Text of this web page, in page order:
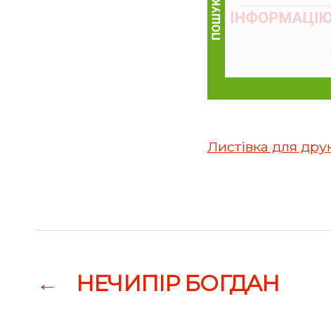
Листівка для
← НЕЧИПІР БОГДАН